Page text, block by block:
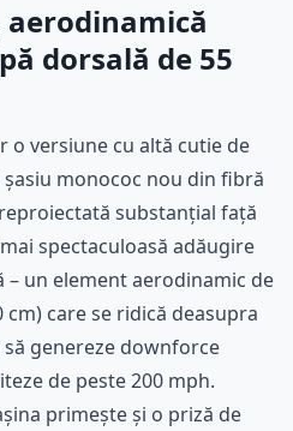
aerodinamică
dorsală de 55
o versiune cu altă cutie de
monococ nou din fibră
substanțial față
spectaculoasă adăugire
– un element aerodinamic de
care se ridică deasupra
genereze downforce
de peste 200 mph.
primește și o priză de